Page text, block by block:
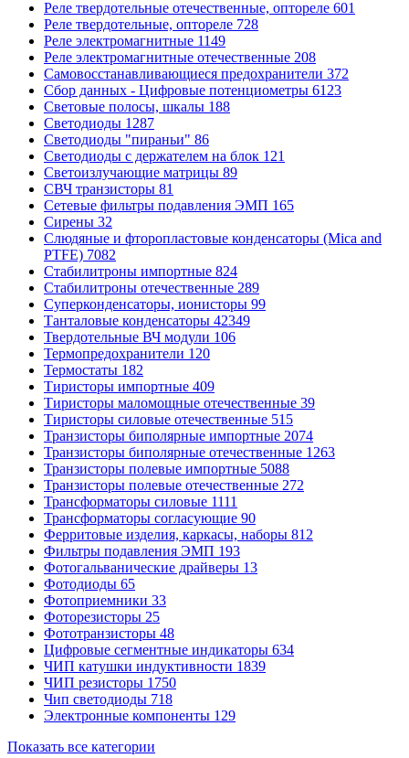
Реле твердотельные отечественные, оптореле 601
Реле твердотельные, оптореле 728
Реле электромагнитные 1149
Реле электромагнитные отечественные 208
Самовосстанавливающиеся предохранители 372
Сбор данных - Цифровые потенциометры 6123
Световые полосы, шкалы 188
Светодиоды 1287
Светодиоды "пираньи" 86
Светодиоды с держателем на блок 121
Светоизлучающие матрицы 89
СВЧ транзисторы 81
Сетевые фильтры подавления ЭМП 165
Сирены 32
Слюдяные и фторопластовые конденсаторы (Mica and
PTFE) 7082
Стабилитроны импортные 824
Стабилитроны отечественные 289
Суперконденсаторы, ионисторы 99
Танталовые конденсаторы 42349
Твердотельные ВЧ модули 106
Термопредохранители 120
Термостаты 182
Тиристоры импортные 409
Тиристоры маломощные отечественные 39
Тиристоры силовые отечественные 515
Транзисторы биполярные импортные 2074
Транзисторы биполярные отечественные 1263
Транзисторы полевые импортные 5088
Транзисторы полевые отечественные 272
Трансформаторы силовые 1111
Трансформаторы согласующие 90
Ферритовые изделия, каркасы, наборы 812
Фильтры подавления ЭМП 193
Фотогальванические драйверы 13
Фотодиоды 65
Фотоприемники 33
Фоторезисторы 25
Фототранзисторы 48
Цифровые сегментные индикаторы 634
ЧИП катушки индуктивности 1839
ЧИП резисторы 1750
Чип светодиоды 718
Электронные компоненты 129
Показать все категории